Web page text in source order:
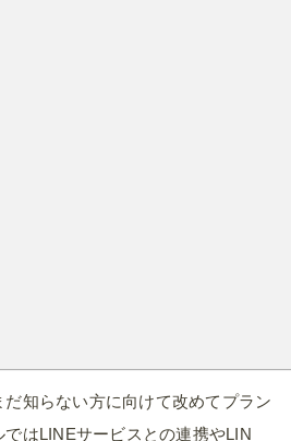
知らない方に向けて改めてプラン
はLINEサービスとの連携やLIN